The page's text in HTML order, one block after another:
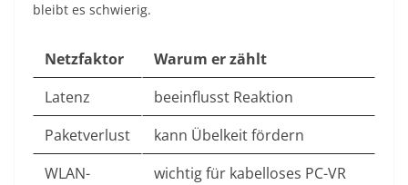
bleibt es schwierig.
Netzfaktor
Warum er zählt
Latenz
beeinflusst Reaktion
Paketverlust
kann Übelkeit fördern
WLAN-
wichtig für kabelloses PC-VR